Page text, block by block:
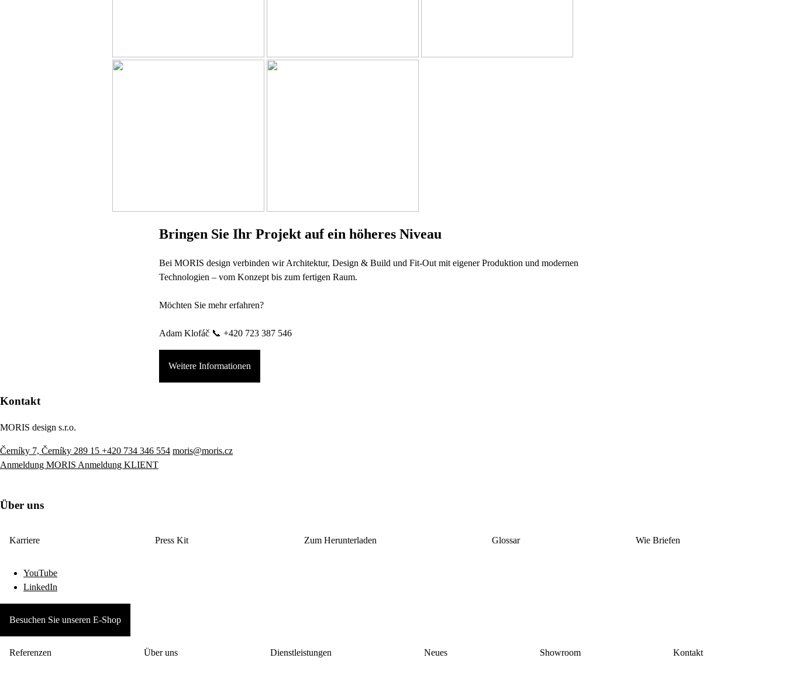
Bringen Sie Ihr Projekt auf ein höheres Niveau
Bei MORIS design verbinden wir Architektur, Design & Build und Fit-Out mit eigener Produktion und modernen
Technologien – vom Konzept bis zum fertigen Raum.
Möchten Sie mehr erfahren?
Adam Klofáč 📞 +420 723 387 546
Weitere Informationen
Kontakt
MORIS design s.r.o.
Černíky 7, Černíky 289 15 +420 734 346 554 moris@moris.cz
Anmeldung MORIS Anmeldung KLIENT
Über uns
Karriere Press Kit Zum Herunterladen Glossar Wie Briefen
YouTube
LinkedIn
Besuchen Sie unseren E-Shop
Referenzen Über uns Dienstleistungen Neues Showroom Kontakt